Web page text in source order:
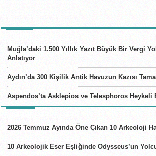
Muğla’daki 1.500 Yıllık Yazıt Büyük Bir Vergi
Anlatıyor
Aydın’da 300 Kişilik Antik Havuzun Kazısı
Aspendos’ta Asklepios ve Telesphoros Heykeli
2026 Temmuz Ayında Öne Çıkan 10 Arkeoloji
10 Arkeolojik Eser Eşliğinde Odysseus’un